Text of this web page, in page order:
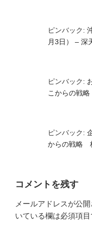
ピンバック:
月3日） – 深
ピンバック:
こからの戦
ピンバック:
からの戦略
コメントを残す
メールアドレスが公
いている欄は必須項目